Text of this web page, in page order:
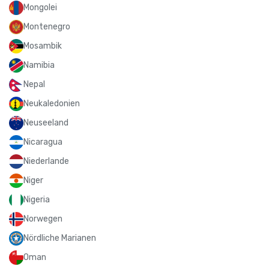
Mongolei
Montenegro
Mosambik
Namibia
Nepal
Neukaledonien
Neuseeland
Nicaragua
Niederlande
Niger
Nigeria
Norwegen
Nördliche Marianen
Oman